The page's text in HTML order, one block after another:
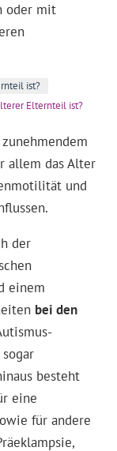
oder mit
ist?
allem das Alter
und
der
einem
bei den
besteht
eine
für andere